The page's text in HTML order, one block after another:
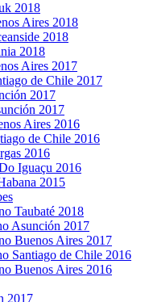
2018
Aires 2018
2018
2018
Aires 2017
de Chile 2017
2017
2017
Aires 2016
de Chile 2016
2016
Iguaçu 2016
2015
Taubaté 2018
Asunción 2017
Buenos Aires 2017
Santiago de Chile 2016
Buenos Aires 2016
2017